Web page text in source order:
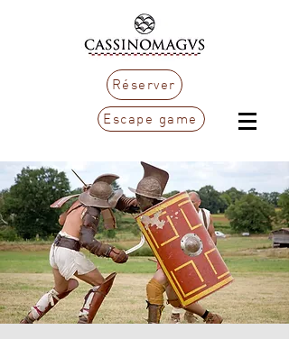
Réserver
Escape game